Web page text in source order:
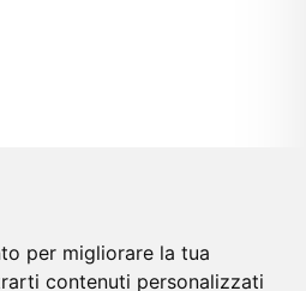
per migliorare la tua
contenuti personalizzati